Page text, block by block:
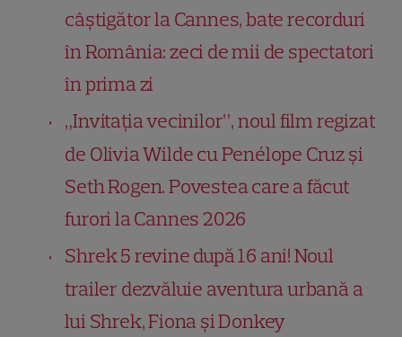
câștigător la Cannes, bate recorduri
în România: zeci de mii de spectatori
în prima zi
„Invitația vecinilor”, noul film regizat
de Olivia Wilde cu Penélope Cruz și
Seth Rogen. Povestea care a făcut
furori la Cannes 2026
Shrek 5 revine după 16 ani! Noul
trailer dezvăluie aventura urbană a
lui Shrek, Fiona și Donkey